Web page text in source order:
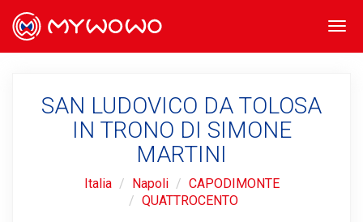
SAN LUDOVICO DA TOLOSA
IN TRONO DI SIMONE
MARTINI
Italia Napoli
CAPODIMONTE
QUATTROCENTO